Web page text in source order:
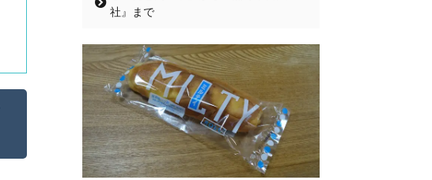
社』まで